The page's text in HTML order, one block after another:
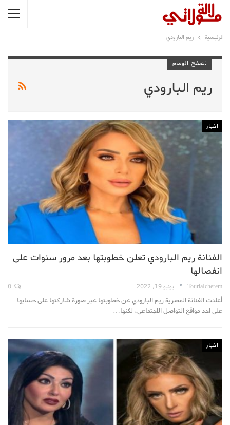
الرئيسية ريم البارودي
تصفح الوسم
ريم البارودي
اخبار
الفنانة ريم البارودي تعلن خطوبتها بعد مرور سنوات على
انفصالها
TouriaIcherem يونيو 19, 2022
أعلنت الفنانة المصرية ريم البارودي عن خطوبتها عبر صورة شاركتها على حسابها
على احد مواقع التواصل الاجتماعي، لكنها…
اخبار